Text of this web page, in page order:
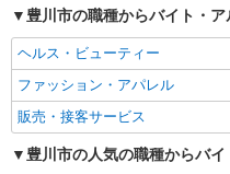
豊川市の職種からバイト・
ヘルス・ビューティー
ファッション・アパレル
販売・接客サービス
豊川市の人気の職種からバ